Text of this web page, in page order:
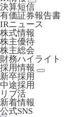
決算短信
有価証券報告書
IRニュース
株式情報
株主優待
株主総会
財務ハイライト
採用情報
新卒採用
中途採用
リブ活
新着情報
公式SNS